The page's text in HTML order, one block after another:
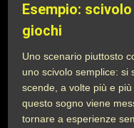
Esempio:
giochi
Uno scenario piuttosto
uno scivolo semplice: si
scende, a volte più e
questo sogno viene
tornare a esperienze